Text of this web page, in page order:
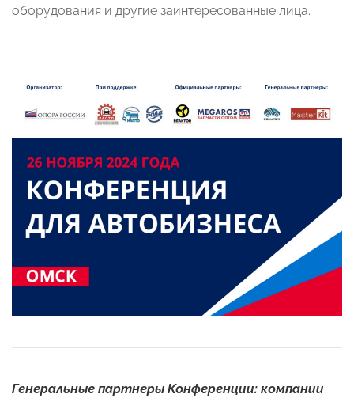
оборудования и другие заинтересованные лица.
Генеральные партнеры Конференции: компании